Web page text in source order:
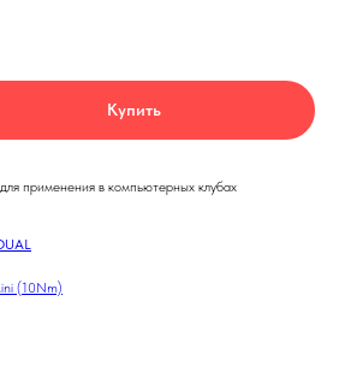
Купить
применения в компьютерных клубах
(10Nm)